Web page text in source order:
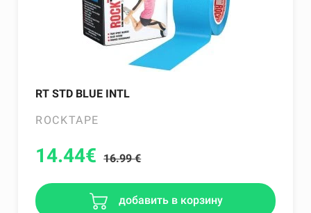
RT STD BLUE INTL
ROCKTAPE
14.44€ 16.99 €
добавить в корзину